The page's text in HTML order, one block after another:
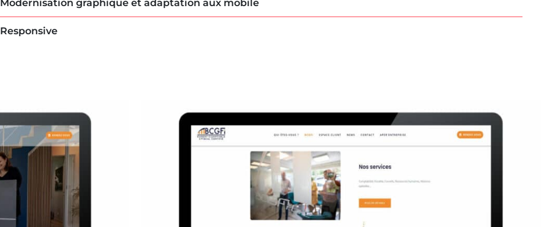
Modernisation graphique et adaptation aux mobile
Responsive